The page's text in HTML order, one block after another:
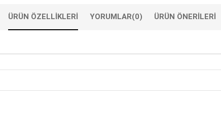
ÜRÜN ÖZELLIKLERI YORUMLAR(0) ÜRÜN ÖNERILERI